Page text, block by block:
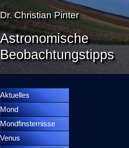
Direkt zum Seiteninhalt
Dr. Christian Pinter
Astronomische
Beobachtungstipps
Aktuelles
Mond
Mondfinsternisse
Venus